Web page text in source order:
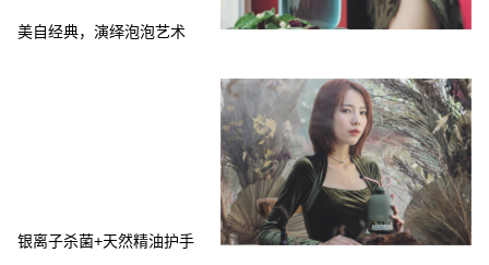
美自经典，演绎泡泡艺术
银离子杀菌+天然精油护手